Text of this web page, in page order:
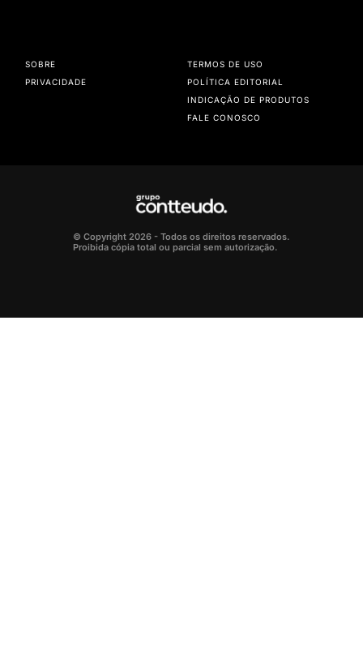
SOBRE
PRIVACIDADE
TERMOS DE USO
POLÍTICA EDITORIAL
INDICAÇÃO DE PRODUTOS
FALE CONOSCO
© Copyright 2026 - Todos os direitos reservados.
Proibida cópia total ou parcial sem autorização.